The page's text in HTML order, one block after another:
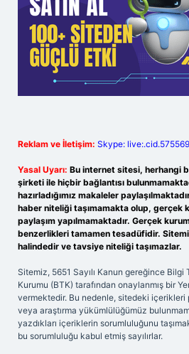
Reklam ve İletişim: Skype:
Yasal Uyarı: Bu internet sitesi, herhangi
şirketi ile hiçbir bağlantısı
hazırladığımız makaleler
haber niteliği taşımamakta olup, gerçek
paylaşım yapılmamaktadır. Gerçek
benzerlikleri tamamen tesadüfidir.
halindedir ve tavsiye niteliği taşımazlar.
Sitemiz, 5651 Sayılı Kanun gereğince
Kurumu (BTK) tarafından onaylanmış bir
vermektedir. Bu nedenle, sitedeki
veya araştırma yükümlülüğümüz
yazdıkları içeriklerin sorumluluğunu
bu sorumluluğu kabul etmiş sayılırlar.